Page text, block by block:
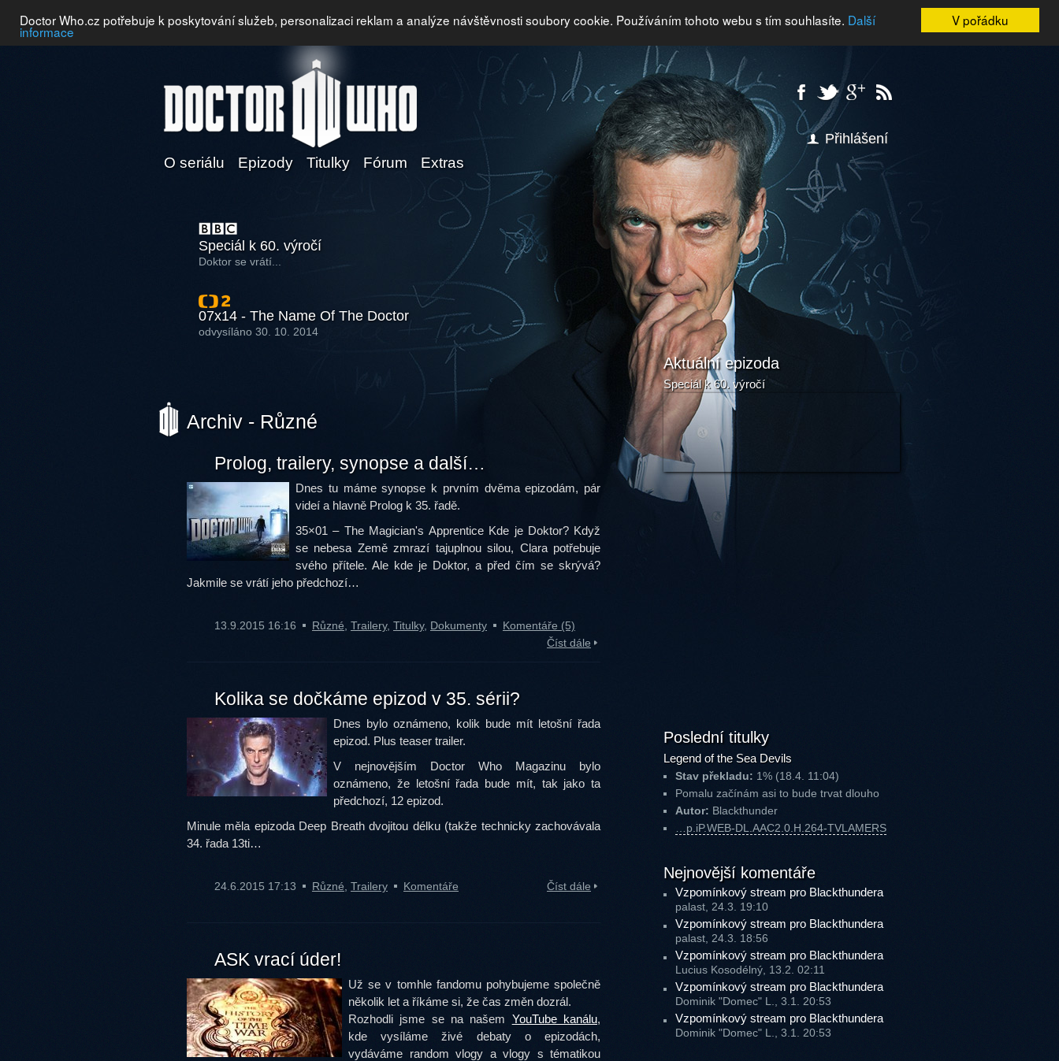
V pořádku
Doctor Who.cz potřebuje k poskytování služeb, personalizaci reklam a analýze návštěvnosti soubory cookie. Používáním tohoto webu s tím souhlasíte. Další
informace
Přihlášení
O seriálu Epizody Titulky Fórum Extras
Speciál k 60. výročí
Doktor se vrátí...
07x14 - The Name Of The Doctor
odvysíláno 30. 10. 2014
Archiv - Různé
Prolog, trailery, synopse a další…
Dnes tu máme synopse k prvním dvěma epizodám, pár
videí a hlavně Prolog k 35. řadě.
35×01 – The Magician's Ap­prentice Kde je Doktor? Když
se nebesa Země zmrazí tajuplnou silou, Clara potřebuje
svého přítele. Ale kde je Doktor, a před čím se skrývá?
Jakmile se vrátí jeho předchozí…
13.9.2015 16:16 Různé Trailery, Titulky, Dokumenty
Komentáře (5)
Číst dále
Kolika se dočkáme epizod v 35. sérii?
Dnes bylo oznámeno, kolik bude mít letošní řada
epizod. Plus teaser trailer.
V nejnovějším Doctor Who Magazinu bylo
oznámeno, že letošní řada bude mít, tak jako ta
předchozí, 12 epizod.
Minule měla epizoda Deep Breath dvojitou délku (takže technicky zachovávala
34. řada 13ti…
24.6.2015 17:13 Různé Trailery Komentáře Číst dále
ASK vrací úder!
Už se v tomhle fandomu pohybujeme společně
několik let a říkáme si, že čas změn dozrál.
Rozhodli jsme se na našem YouTube kanálu,
kde vysíláme živé debaty o epizodách,
vydáváme random vlogy a vlogy s tématikou
Aktuální epizoda
Speciál k 60. výročí
Poslední titulky
Legend of the Sea Devils
Stav překladu: 1% (18.4. 11:04)
Pomalu začínám asi to bude trvat dlouho
Autor: Blackthunder
…p.iP.WEB-DL.AAC2.0.H.264-TVLAMERS
Nejnovější komentáře
Vzpomínkový stream pro Blackthundera
palast, 24.3. 19:10
Vzpomínkový stream pro Blackthundera
palast, 24.3. 18:56
Vzpomínkový stream pro Blackthundera
Lucius Kosodélný, 13.2. 02:11
Vzpomínkový stream pro Blackthundera
Dominik "Domec" L., 3.1. 20:53
Vzpomínkový stream pro Blackthundera
Dominik "Domec" L., 3.1. 20:53